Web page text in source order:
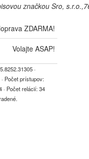
značkou Sro,
ZDARMA!
Volajte ASAP!
·
· Počet prístupov:
· Počet relácií:34